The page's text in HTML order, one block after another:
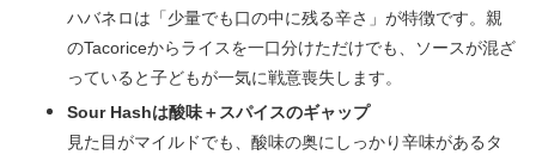
ハバネロは「少量でも口の中に残る辛さ」が特徴です。親
のTacoriceからライスを一口分けただけでも、ソースが混ざ
っていると子どもが一気に戦意喪失します。
Sour Hashは酸味＋スパイスのギャップ
見た目がマイルドでも、酸味の奥にしっかり辛味があるタ